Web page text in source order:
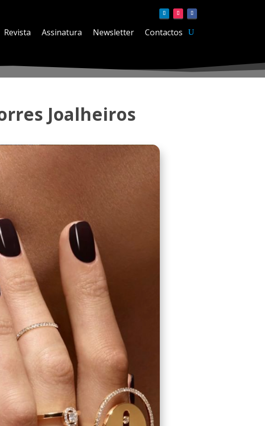
Revista Assinatura Newsletter Contactos
Joalheiros